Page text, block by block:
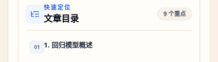
快速定位
文章目录 9 个重点
01 1. 回归模型概述